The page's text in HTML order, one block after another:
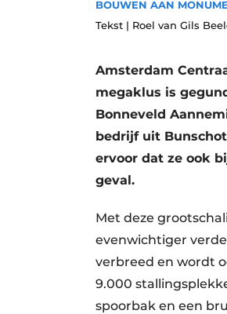
storymetadata
Vacature
Video’s
BOUWEN AAN
Tekst | Roel van Gils
​Amsterdam
megaklus is
Bonneveld
bedrijf uit
ervoor dat ze ook
geval.
Met deze
evenwichtiger
verbreed en wordt
9.000
spoorbak en een